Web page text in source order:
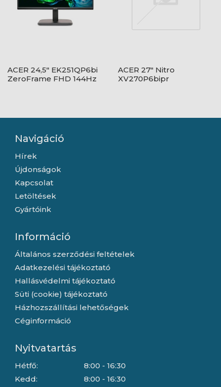
ACER 24,5" EK251QP6bi
ZeroFrame FHD 144Hz
ACER 27" Nitro
XV270P6bipr
Navigáció
Hírek
Újdonságok
Kapcsolat
Letöltések
Gyártóink
Információ
Általános szerződési feltételek
Adatkezelési tájékoztató
Hallásvédelmi tájékoztató
Süti (cookie) tájékoztató
Házhozszállítási lehetőségek
Céginformáció
Nyitvatartás
Hétfő:
Kedd:
8:00 - 16:30
8:00 - 16:30